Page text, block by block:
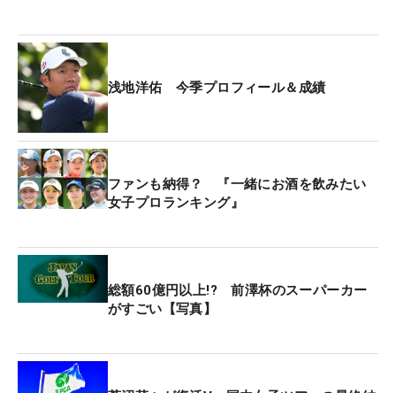
浅地洋佑 今季プロフィール＆成績
ファンも納得？ 『一緒にお酒を飲みたい
女子プロランキング』
総額60億円以上!? 前澤杯のスーパーカー
がすごい【写真】